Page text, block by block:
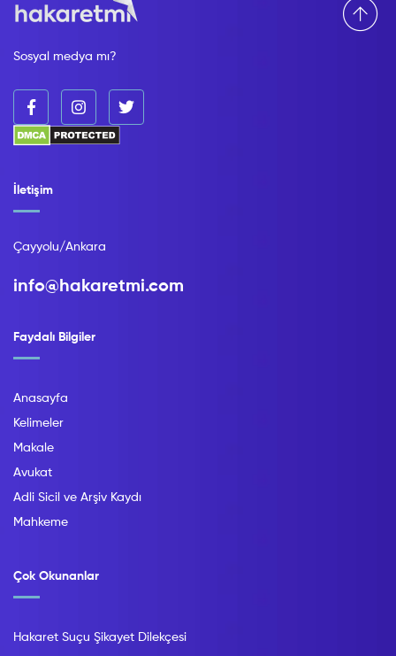
Sosyal medya mı?
Faydalı Bilgiler
Anasayfa
Kelimeler
Makale
Avukat
Adli Sicil ve Arşiv Kaydı
Mahkeme
Çok Okunanlar
Hakaret Suçu Şikayet Dilekçesi
İletişim
Çayyolu/Ankara
info@hakaretmi.com